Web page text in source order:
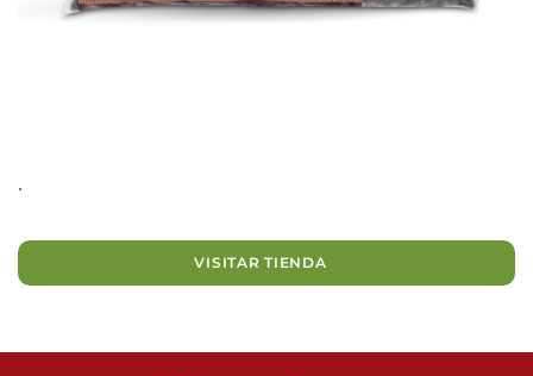
.
VISITAR TIENDA